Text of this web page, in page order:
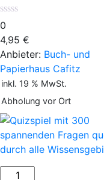
0
4,95 €
Anbieter: Buch- und
Papierhaus Cafitz
inkl. 19 % MwSt.
Abholung vor Ort
Quizspiel